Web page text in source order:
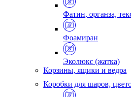
Фатин, органза,
Фоамиран
Эколюкс (жатка)
Корзины, ящики и ведра
Коробки для шаров,